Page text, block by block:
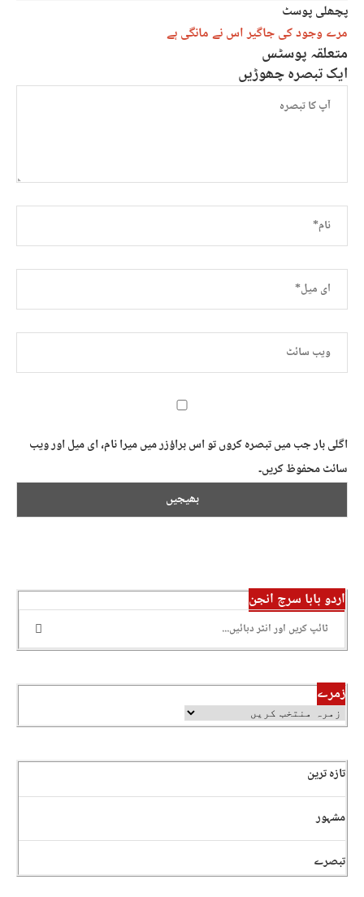
پچھلی پوسٹ
مرے وجود کی جاگیر اس نے مانگی ہے
متعلقہ پوسٹس
ایک تبصرہ چھوڑیں
اگلی بار جب میں تبصرہ کروں تو اس براؤزر میں میرا نام، ای میل اور ویب
سائٹ محفوظ کریں۔
اردو بابا سرچ انجن
زمرے
تازہ ترین
مشہور
تبصرے